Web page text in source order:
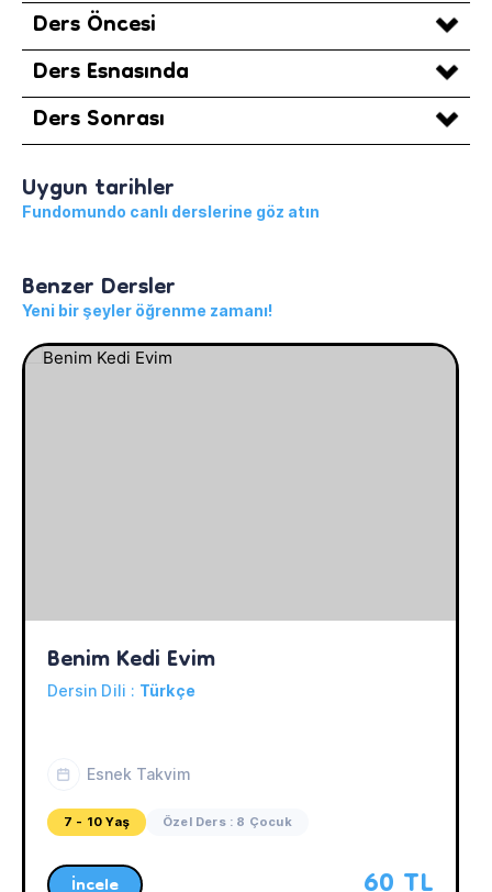
Ders Öncesi
Ders Esnasında
Ders Sonrası
Uygun tarihler
Fundomundo canlı derslerine göz atın
Benzer Dersler
Yeni bir şeyler öğrenme zamanı!
Benim Kedi Evim
Dersin Dili : Türkçe
Esnek Takvim
7 - 10 Yaş Özel Ders : 8 Çocuk